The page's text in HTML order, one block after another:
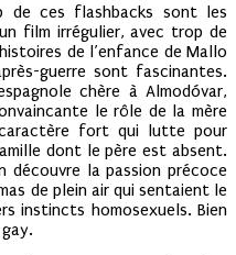
de ces flashbacks sont les
film irrégulier, avec trop de
de l’enfance de Mallo
guerre sont fascinantes.
chère à Almodóvar,
le rôle de la mère
fort qui lutte pour
dont le père est absent.
découvre la passion précoce
de plein air qui sentaient le
instincts homosexuels. Bien